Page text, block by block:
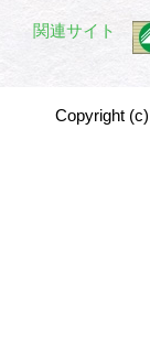
関連サイト
Copyright